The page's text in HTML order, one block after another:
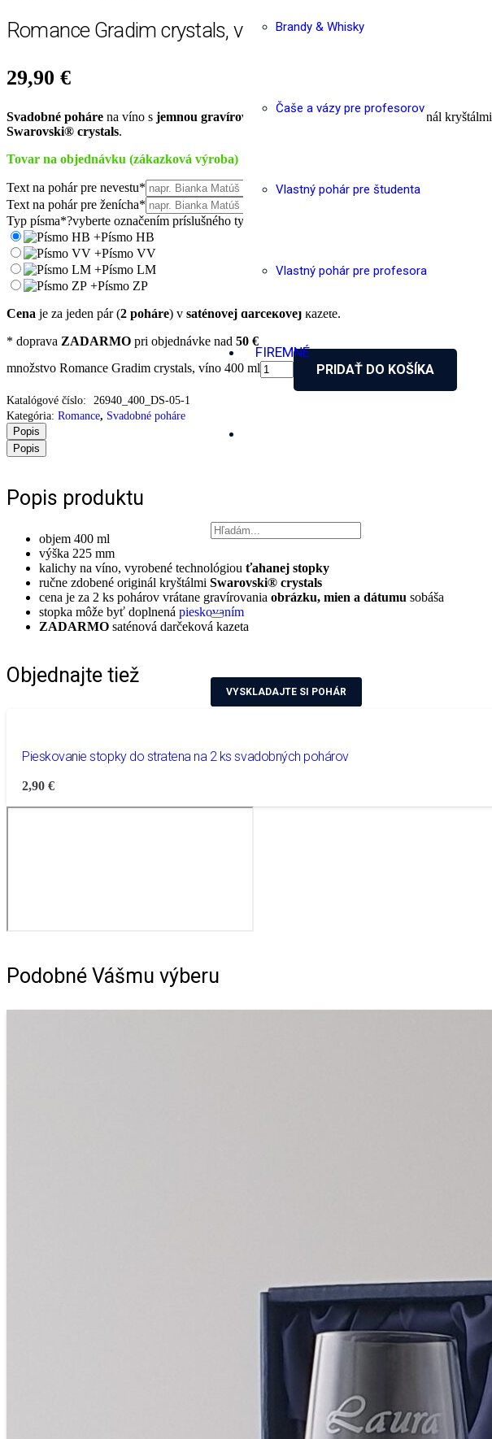
Brandy & Whisky
Čaše a vázy pre profesorov
Vlastný pohár pre študenta
Vlastný pohár pre profesora
FIREMNÉ
VYSKLADAJTE SI POHÁR
Romance Gradim crystals, víno 400 ml
29,90 €
Svadobné poháre na víno s jemnou gravírovanou linkou ručne zdobenou originál kryštálmi
Swarovski® crystals.
Tovar na objednávku (zákazková výroba)
Text na pohár pre nevestu*
Text na pohár pre ženícha*
Typ písma*?vyberte označením príslušného typu
+Písmo HB
+Písmo VV
+Písmo LM
+Písmo ZP
Cena je za jeden pár (2 poháre) v saténovej darčekovej kazete.
* doprava ZADARMO pri objednávke nad 50 €
množstvo Romance Gradim crystals, víno 400 ml
PRIDAŤ DO KOŠÍKA
Katalógové číslo:
26940_400_DS-05-1
Kategória: Romance, Svadobné poháre
Popis
Popis
Popis produktu
objem 400 ml
výška 225 mm
kalichy na víno, vyrobené technológiou ťahanej stopky
ručne zdobené originál kryštálmi Swarovski® crystals
cena je za 2 ks pohárov vrátane gravírovania obrázku, mien a dátumu sobáša
stopka môže byť doplnená pieskovaním
ZADARMO saténová darčeková kazeta
Objednajte tiež
Pieskovanie stopky do stratena na 2 ks svadobných pohárov
2,90€
Podobné Vášmu výberu